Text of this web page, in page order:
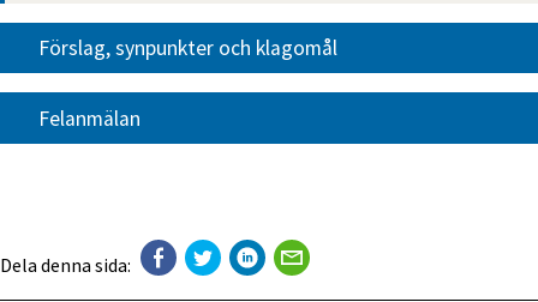
Förslag, synpunkter och klagomål
Felanmälan
Dela denna sida: